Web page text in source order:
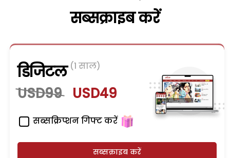
सब्सक्राइब करें
डिजिटल (1 साल)
USD99 USD49
सब्सक्रिप्शन गिफ्ट करें
सब्सक्राइब करें